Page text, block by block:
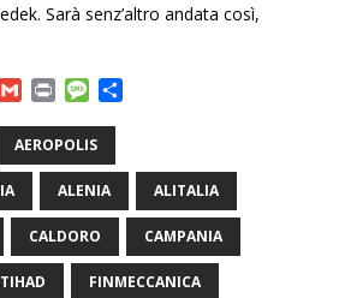
Sarà senz’altro andata così,
G
a
i
i
n
t
M
s
s
a
g
e
v
d
i
AEROPOLIS
ALENIA ALITALIA
CALDORO CAMPANIA
FINMECCANICA